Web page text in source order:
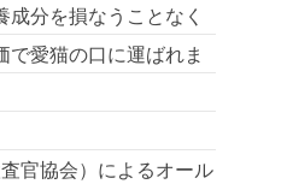
分を損なうことなく
愛猫の口に運ばれま
官協会）によるオール